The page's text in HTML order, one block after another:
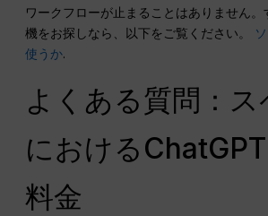
ワークフローが止まることはありません
機をお探しなら、以下をご覧ください。
使うか.
よくある質問：ス
における
料金